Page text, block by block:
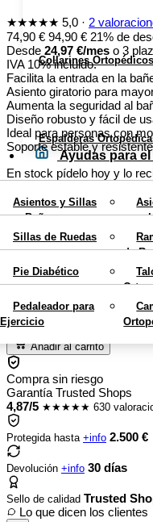
Collarines Ortopédicos
Espalderas
Ayudas para
Asientos y Sillas
para Bañera
para
Sillas con Inodoro
Colchones
Antiescaras
Sillas de Ruedas
de
Ortopédicos
Pie Diabético
Pedaleador para
Ejercicio
X
★★★★★ 5,0 · 2
74,90 € 94,90 € 21% de
Desde 24,97 €/mes o 3
IVA 10% incluido.
Facilita la entrada en la
Asiento giratorio para
Aumenta la seguridad al
Diseño robusto y fácil de
Ideal para personas con
Soporte estable y
En stock pídelo hoy y lo
¿Lo has encontrado más
− 1
+
Añadir al carrito ·74,90€
VISA
Pay Pay bizum
74,90€
Añadir al carrito
Compra sin riesgo
Garantía Trusted Shops
4,87/5 ★★★★★ 630
Protegida hasta +info 2.500 €
Devolución +info 30 días
Sello de calidad Trusted
Lo que dicen los clientes